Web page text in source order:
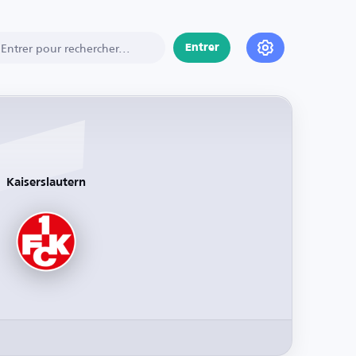
Entrer
Kaiserslautern